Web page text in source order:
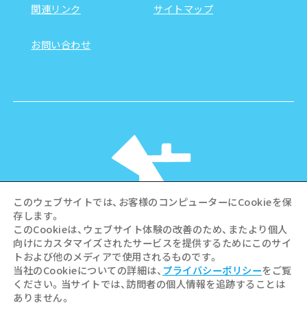
関連リンク サイトマップ
お問い合わせ
©Hiroshima Tourism Association /
Hiroshima Prefecture / Hiroshima City .
All rights reserved
このウェブサイトでは、お客様のコンピューターにCookieを保
存します。
このCookieは、ウェブサイト体験の改善のため、またより個人
向けにカスタマイズされたサービスを提供するためにこのサイ
トおよび他のメディアで使用されるものです。
当社のCookieについての詳細は、 プライバシーポリシーをご覧
ください。当サイトでは、訪問者の個人情報を追跡することは
ありません。